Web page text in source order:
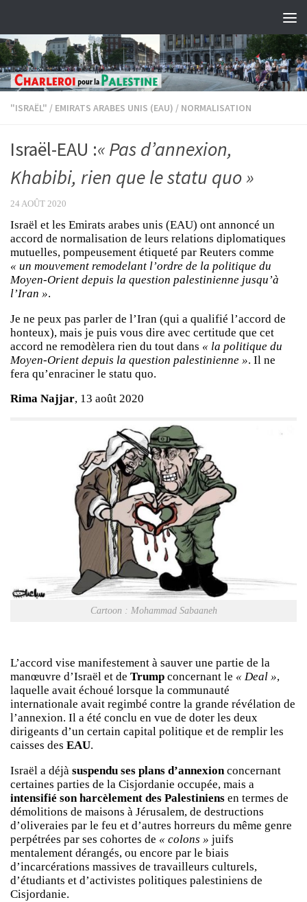
"ISRAËL" / EMIRATS ARABES UNIS (EAU) / NORMALISATION
Israël-EAU :« Pas d’annexion,
Khabibi, rien que le statu quo »
24 AOÛT 2020
Israël et les Emirats arabes unis (EAU) ont annoncé un
accord de normalisation de leurs relations diplomatiques
mutuelles, pompeusement étiqueté par Reuters comme
« un mouvement remodelant l’ordre de la politique du
Moyen-Orient depuis la question palestinienne jusqu’à
l’Iran ».
Je ne peux pas parler de l’Iran (qui a qualifié l’accord de
honteux), mais je puis vous dire avec certitude que cet
accord ne remodèlera rien du tout dans « la politique du
Moyen-Orient depuis la question palestinienne ». Il ne
fera qu’enraciner le statu quo.
Rima Najjar, 13 août 2020
Cartoon : Mohammad Sabaaneh
L’accord vise manifestement à sauver une partie de la
manœuvre d’Israël et de Trump concernant le « Deal »,
laquelle avait échoué lorsque la communauté
internationale avait regimbé contre la grande révélation de
l’annexion. Il a été conclu en vue de doter les deux
dirigeants d’un certain capital politique et de remplir les
caisses des EAU.
Israël a déjà suspendu ses plans d’annexionconcernant
certaines parties de la Cisjordanie occupée, mais a
intensifié son harcèlement des Palestiniens en termes de
démolitions de maisons à Jérusalem, de destructions
d’oliveraies par le feu et d’autres horreurs du même genre
perpétrées par ses cohortes de « colons » juifs
mentalement dérangés, ou encore par le biais
d’incarcérations massives de travailleurs culturels,
d’étudiants et d’activistes politiques palestiniens de
Cisjordanie.